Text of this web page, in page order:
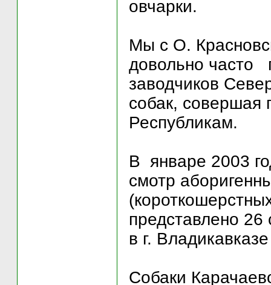
овчарки.
Мы с О.
довольно часто
заводчиков
собак, совершая
Республикам.
В январе 2003
смотр
представлено
в г.
Собаки